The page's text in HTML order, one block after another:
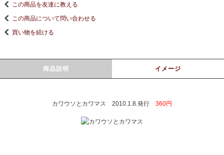
この商品を友達に教える
この商品について問い合わせる
買い物を続ける
商品説明 イメージ
カワウソとカワマス 2010.1.8.発行 360円